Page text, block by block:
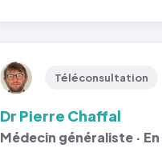
Téléconsultation
Dr Pierre Chaffal
Médecin généraliste ·